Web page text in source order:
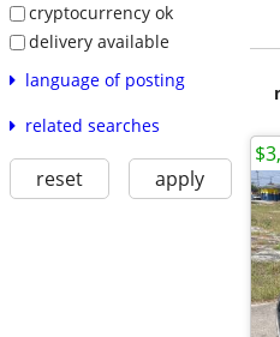
cryptocurrency ok
delivery available
language of posting
related searches
reset apply